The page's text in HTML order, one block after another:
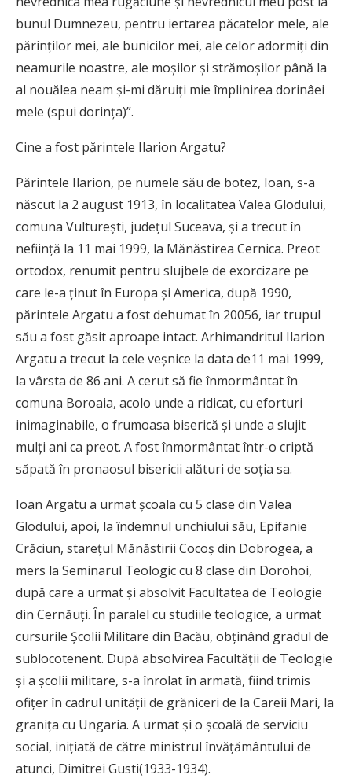
bunul Dumnezeu, pentru iertarea păcatelor mele, ale
părinților mei, ale bunicilor mei, ale celor adormiți din
neamurile noastre, ale moșilor și strămoșilor până la
al nouălea neam și-mi dăruiți mie împlinirea dorinâei
mele (spui dorința)”.
Cine a fost părintele Ilarion Argatu?
Părintele Ilarion, pe numele său de botez, Ioan, s-a
născut la 2 august 1913, în localitatea Valea Glodului,
comuna Vulturești, județul Suceava, și a trecut în
neființă la 11 mai 1999, la Mănăstirea Cernica. Preot
ortodox, renumit pentru slujbele de exorcizare pe
care le-a ținut în Europa și America, după 1990,
părintele Argatu a fost dehumat în 20056, iar trupul
său a fost găsit aproape intact. Arhimandritul Ilarion
Argatu a trecut la cele veșnice la data de11 mai 1999,
la vârsta de 86 ani. A cerut să fie înmormântat în
comuna Boroaia, acolo unde a ridicat, cu eforturi
inimaginabile, o frumoasa biserică și unde a slujit
mulți ani ca preot. A fost înmormântat într-o criptă
săpată în pronaosul bisericii alături de soția sa.
Ioan Argatu a urmat școala cu 5 clase din Valea
Glodului, apoi, la îndemnul unchiului său, Epifanie
Crăciun, starețul Mănăstirii Cocoș din Dobrogea, a
mers la Seminarul Teologic cu 8 clase din Dorohoi,
după care a urmat și absolvit Facultatea de Teologie
din Cernăuți. În paralel cu studiile teologice, a urmat
cursurile Școlii Militare din Bacău, obținând gradul de
sublocotenent. După absolvirea Facultății de Teologie
și a școlii militare, s-a înrolat în armată, fiind trimis
ofițer în cadrul unității de grăniceri de la Careii Mari, la
granița cu Ungaria. A urmat și o școală de serviciu
social, inițiată de către ministrul învățământului de
atunci, Dimitrei Gusti(1933-1934).